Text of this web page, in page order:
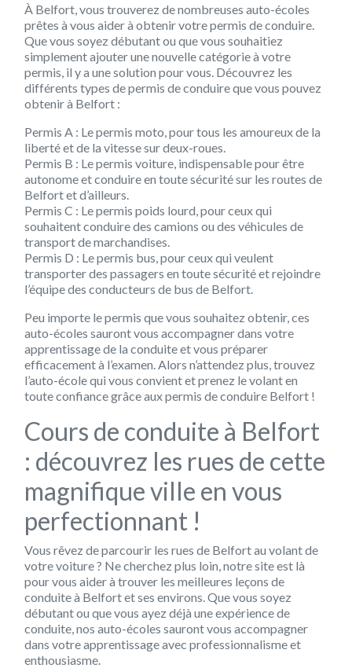
À Belfort, vous trouverez de nombreuses auto-écoles
prêtes à vous aider à obtenir votre permis de conduire.
Que vous soyez débutant ou que vous souhaitiez
simplement ajouter une nouvelle catégorie à votre
permis, il y a une solution pour vous. Découvrez les
différents types de permis de conduire que vous pouvez
obtenir à Belfort :
Permis A : Le permis moto, pour tous les amoureux de la
liberté et de la vitesse sur deux-roues.
Permis B : Le permis voiture, indispensable pour être
autonome et conduire en toute sécurité sur les routes de
Belfort et d’ailleurs.
Permis C : Le permis poids lourd, pour ceux qui
souhaitent conduire des camions ou des véhicules de
transport de marchandises.
Permis D : Le permis bus, pour ceux qui veulent
transporter des passagers en toute sécurité et rejoindre
l’équipe des conducteurs de bus de Belfort.
Peu importe le permis que vous souhaitez obtenir, ces
auto-écoles sauront vous accompagner dans votre
apprentissage de la conduite et vous préparer
efficacement à l’examen. Alors n’attendez plus, trouvez
l’auto-école qui vous convient et prenez le volant en
toute confiance grâce aux permis de conduire Belfort !
Cours de conduite à Belfort
: découvrez les rues de cette
magnifique ville en vous
perfectionnant !
Vous rêvez de parcourir les rues de Belfort au volant de
votre voiture ? Ne cherchez plus loin, notre site est là
pour vous aider à trouver les meilleures leçons de
conduite à Belfort et ses environs. Que vous soyez
débutant ou que vous ayez déjà une expérience de
conduite, nos auto-écoles sauront vous accompagner
dans votre apprentissage avec professionnalisme et
enthousiasme.